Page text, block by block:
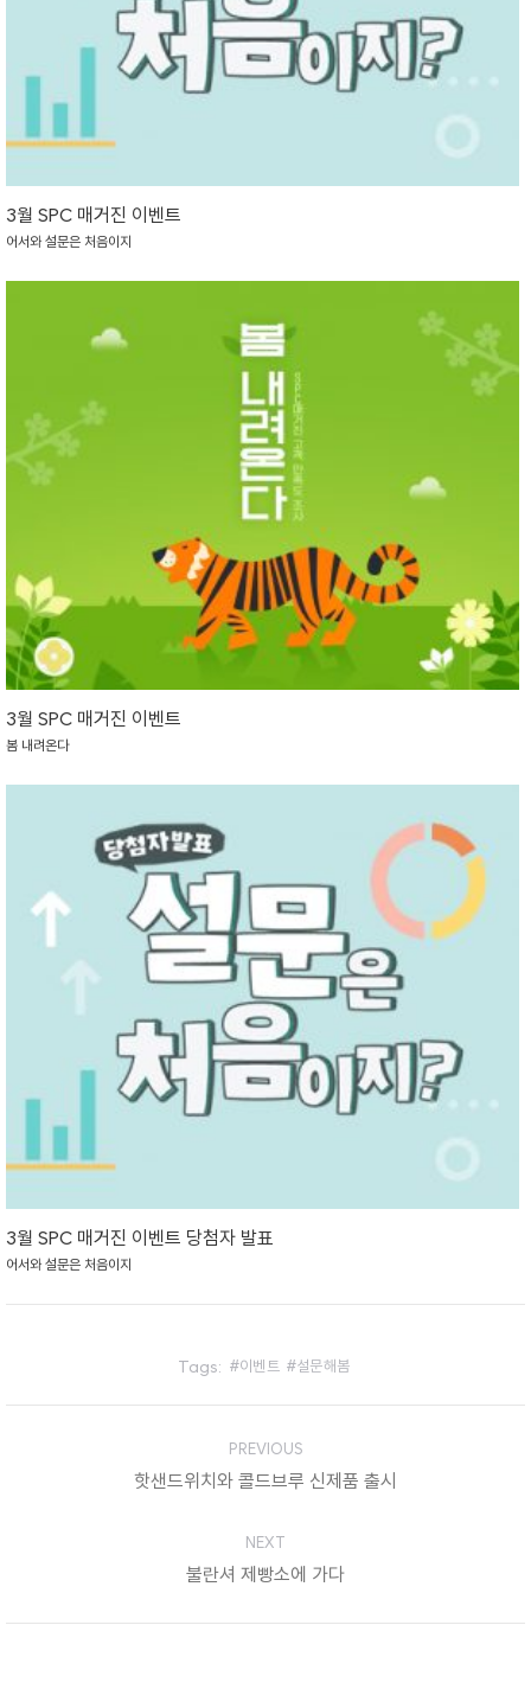
3월 SPC 매거진 이벤트
어서와 설문은 처음이지
3월 SPC 매거진 이벤트
봄 내려온다
3월 SPC 매거진 이벤트 당첨자 발표
어서와 설문은 처음이지
Tags: 이벤트 설문해봄
navigation
PREVIOUS
Previous
핫샌드위치와 콜드브루 신제품 출시
NEXT
Next
불란셔 제빵소에 가다